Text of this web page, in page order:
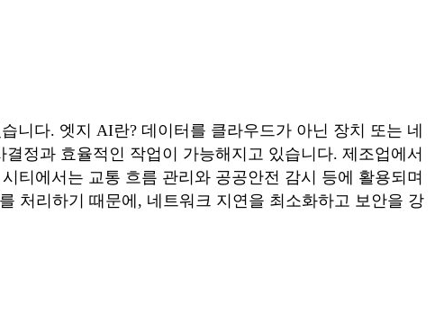
니다. 엣지 AI란? 데이터를 클라우드가 아닌 장치 또는 네
정과 효율적인 작업이 가능해지고 있습니다. 제조업에서
티에서는 교통 흐름 관리와 공공안전 감시 등에 활용되며
처리하기 때문에, 네트워크 지연을 최소화하고 보안을 강